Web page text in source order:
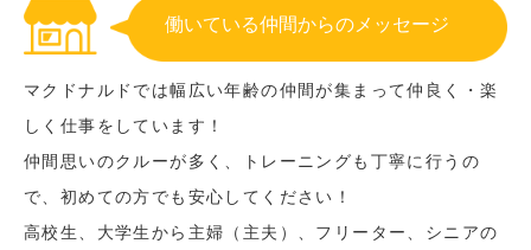
働いている仲間からのメッセージ
マクドナルドでは幅広い年齢の仲間が集まって仲良く・楽
しく仕事をしています！
仲間思いのクルーが多く、トレーニングも丁寧に行うの
で、初めての方でも安心してください！
高校生、大学生から主婦（主夫）、フリーター、シニアの